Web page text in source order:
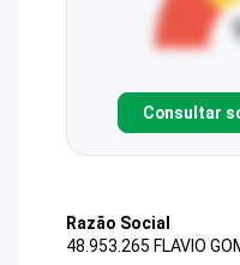
Consultar
Razão Social
48.953.265 FLAVIO